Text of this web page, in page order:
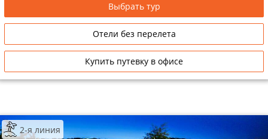
Выбрать тур
Отели без перелета
Купить путевку в офисе
2-я линия